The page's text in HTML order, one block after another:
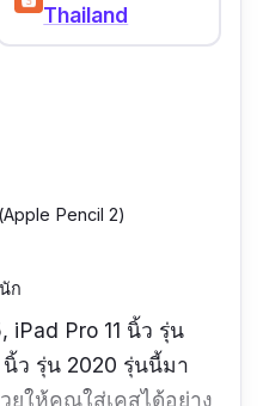
Thailand
Pencil 2)
ก
iPad Pro 11 นิ้ว รุ่น
ว รุ่น 2020 รุ่นนี้มา
ยให้คุณใส่เคสได้อย่าง